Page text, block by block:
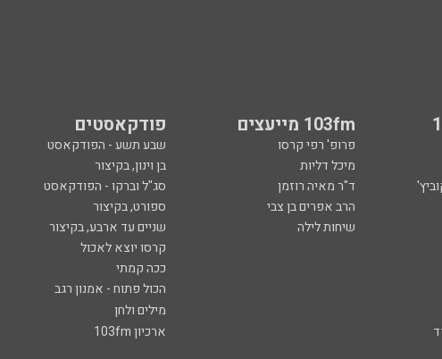
103fm מייעצים פודקאסטים
פרופ' רפי קרסו שבע תשע - הפודקאסט
מיכל דליות בן וינון, בקיצור
ד"ר מאיה רוזמן סג"ל וברקו - הפודקאסט
הרב אפרים בן צבי ספורט, בקיצור
שיחות לילה שניים עד ארבע, בקיצור
קרסו יוצא לאכול
ככה קמתי
הכול פתוח - אמנון רגב
מילים ולחן
ארכיון 103fm